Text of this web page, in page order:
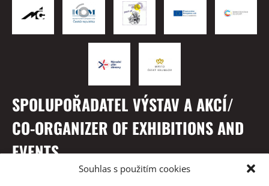
Souhlas s použitím cookies
SPOLUPOŘADATEL VÝSTAV A AKCÍ/
CO-ORGANIZER OF EXHIBITIONS AND
EVENTS